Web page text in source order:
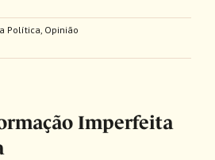
Política, Opinião
Imperfeita